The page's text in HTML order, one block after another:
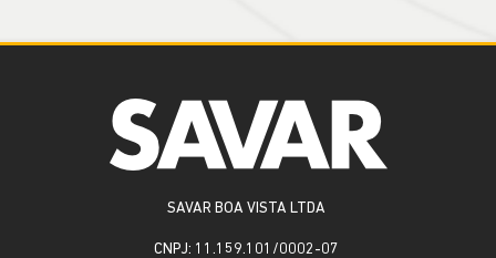
SAVAR BOA VISTA LTDA
CNPJ: 11.159.101/0002-07